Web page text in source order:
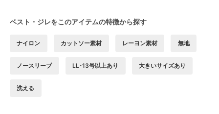
ベスト・ジレをこのアイテムの特徴から探す
ナイロン カットソー素材 レーヨン素材 無地
ノースリーブ LL･13号以上あり 大きいサイズあり
洗える